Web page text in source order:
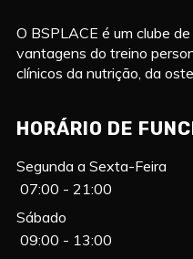
O BSPLACE é um clube
vantagens do treino
clínicos da nutrição, da
HORÁRIO DE
Segunda a Sexta-Feira
07:00 - 21:00
Sábado
09:00 - 13:00